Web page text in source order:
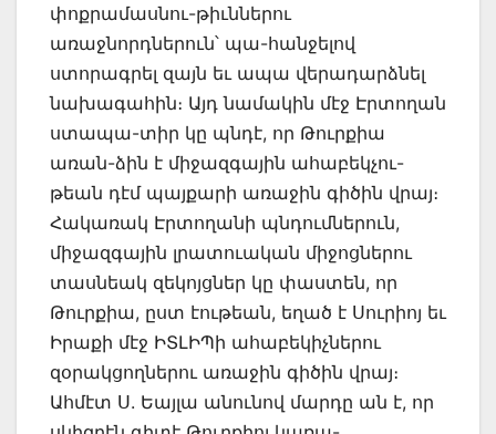
փոքրամասնու-թիւններու
առաջնորդներուն՝ պա-հանջելով
ստորագրել զայն եւ ապա վերադարձնել
նախագահին։ Այդ նամակին մէջ Էրտողան
ստապա-տիր կը պնդէ, որ Թուրքիա
առան-ձին է միջազգային ահաբեկչու-
թեան դէմ պայքարի առաջին գիծին վրայ։
Հակառակ Էրտողանի պնդումներուն,
միջազգային լրատուական միջոցներու
տասնեակ զեկոյցներ կը փաստեն, որ
Թուրքիա, ըստ էութեան, եղած է Սուրիոյ եւ
Իրաքի մէջ ԻՏԼԻՊի ահաբեկիչներու
զօրակցողներու առաջին գիծին վրայ։
Ահմէտ Ս. Եայլա անունով մարդը ան է, որ